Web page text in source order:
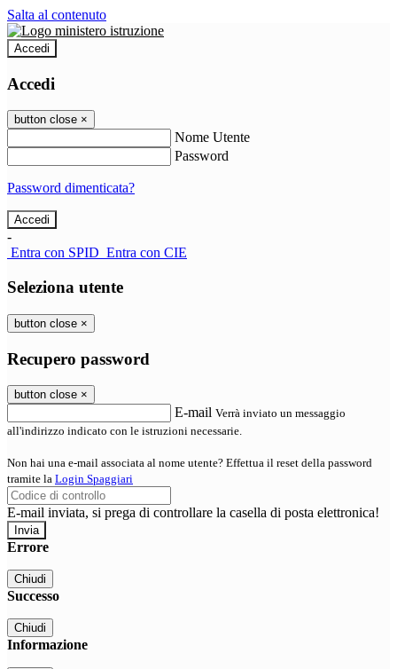
Salta al contenuto
Accedi
Accedi
button close ×
Nome Utente
Password
Password dimenticata?
-
Entra con SPID Entra con CIE
Seleziona utente
button close ×
Recupero password
button close ×
E-mail Verrà inviato un messaggio
all'indirizzo indicato con le istruzioni necessarie.
Non hai una e-mail associata al nome utente? Effettua il reset della password
tramite la Login Spaggiari
E-mail inviata, si prega di controllare la casella di posta elettronica!
Errore
Chiudi
Successo
Chiudi
Informazione